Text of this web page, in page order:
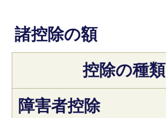
諸控除の額
控除の種類
障害者控除